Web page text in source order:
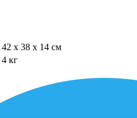
42 x 38 x 14 см
4 кг